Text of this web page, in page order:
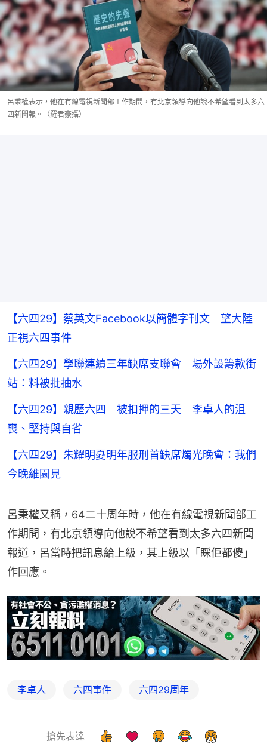
呂秉權表示，他在有線電視新聞部工作期間，有北京領導向他說不希望看到太多六
四新聞報。（羅君豪攝）
【六四29】蔡英文Facebook以簡體字刊文 望大陸
正視六四事件
【六四29】學聯連續三年缺席支聯會 場外設籌款街
站：料被批抽水
【六四29】親歷六四 被扣押的三天 李卓人的沮
喪、堅持與自省
【六四29】朱耀明憂明年服刑首缺席燭光晚會：我們
今晚維園見
呂秉權又稱，64二十周年時，他在有線電視新聞部工
作期間，有北京領導向他說不希望看到太多六四新聞
報道，呂當時把訊息給上級，其上級以「睬佢都傻」
作回應。
李卓人 六四事件 六四29周年
搶先表達